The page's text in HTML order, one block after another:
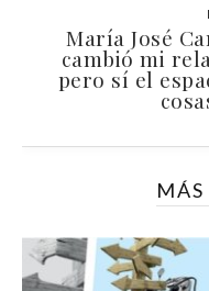
María José
cambió mi
pero sí el